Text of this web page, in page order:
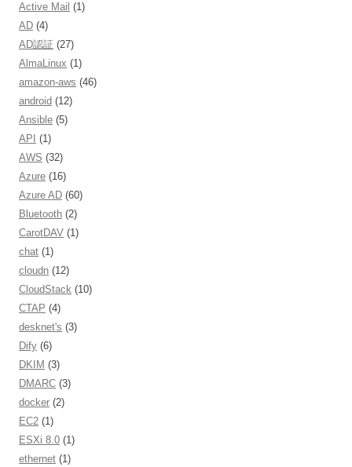
Active Mail (1)
AD (4)
AD認証 (27)
AlmaLinux (1)
amazon-aws (46)
android (12)
Ansible (5)
API (1)
AWS (32)
Azure (16)
Azure AD (60)
Bluetooth (2)
CarotDAV (1)
chat (1)
cloudn (12)
CloudStack (10)
CTAP (4)
desknet's (3)
Dify (6)
DKIM (3)
DMARC (3)
docker (2)
EC2 (1)
ESXi 8.0 (1)
ethernet (1)